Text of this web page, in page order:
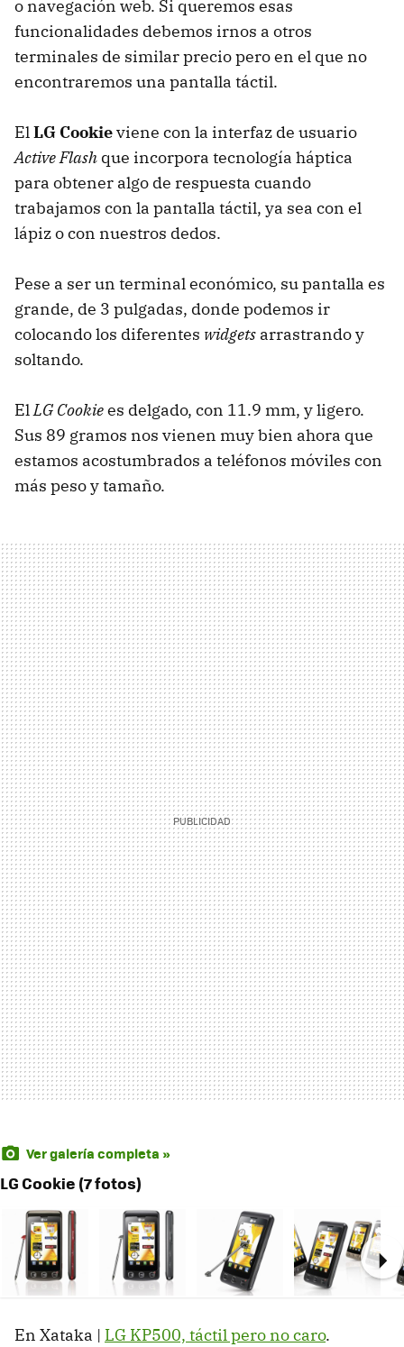
o navegación web. Si queremos esas
funcionalidades debemos irnos a otros
terminales de similar precio pero en el que no
encontraremos una pantalla táctil.
ElLG Cookieviene con la interfaz de usuario
Active Flash que incorpora tecnología háptica
para obtener algo de respuesta cuando
trabajamos con la pantalla táctil, ya sea con el
lápiz o con nuestros dedos.
Pese a ser un terminal económico, su pantalla es
grande, de 3 pulgadas, donde podemos ir
colocando los diferentes widgets arrastrando y
soltando.
ElLG Cookiees delgado, con 11.9 mm, y ligero.
Sus 89 gramos nos vienen muy bien ahora que
estamos acostumbrados a teléfonos móviles con
más peso y tamaño.
Ver galería completa »
LG Cookie (7 fotos)
En Xataka | LG KP500, táctil pero no caro.